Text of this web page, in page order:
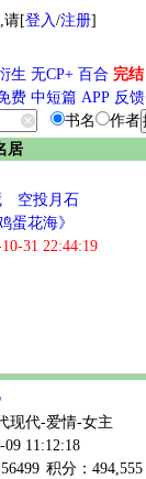
,请[登入/注册]
生 无CP+ 百合 完结
费 中短篇 APP 反馈
书名
作者
居
空投月石
蛋花海》
31 22:44:19
现代-爱情-女主
11:12:18
积分：494,555